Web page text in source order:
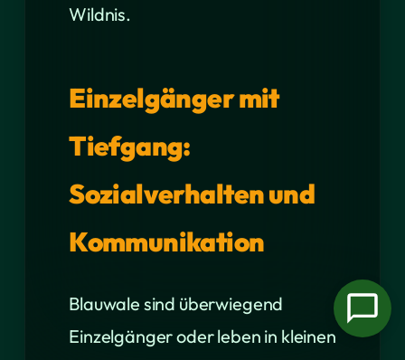
Wildnis.
Einzelgänger mit
Tiefgang:
Sozialverhalten und
Kommunikation
Blauwale sind überwiegend
Einzelgänger oder leben in kleinen